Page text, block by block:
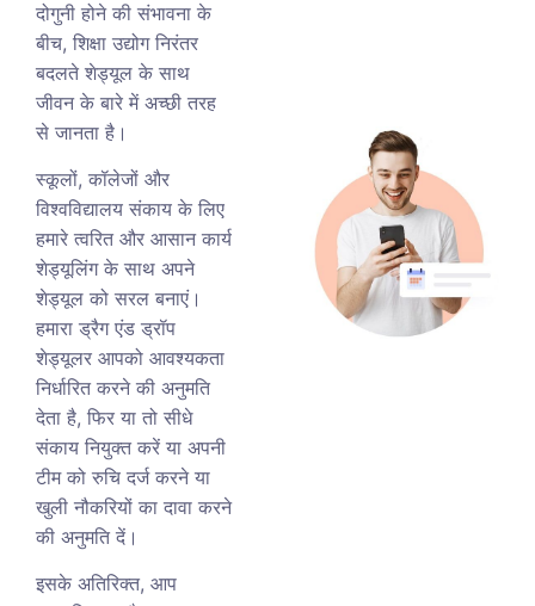
दोगुनी होने की संभावना के
बीच, शिक्षा उद्योग निरंतर
बदलते शेड्यूल के साथ
जीवन के बारे में अच्छी तरह
से जानता है।
स्कूलों, कॉलेजों और
विश्वविद्यालय संकाय के लिए
हमारे त्वरित और आसान कार्य
शेड्यूलिंग के साथ अपने
शेड्यूल को सरल बनाएं।
हमारा ड्रैग एंड ड्रॉप
शेड्यूलर आपको आवश्यकता
निर्धारित करने की अनुमति
देता है, फिर या तो सीधे
संकाय नियुक्त करें या अपनी
टीम को रुचि दर्ज करने या
खुली नौकरियों का दावा करने
की अनुमति दें।
इसके अतिरिक्त, आप